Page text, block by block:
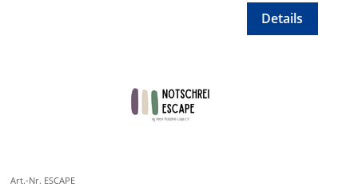
Details
Art.-Nr. ESCAPE